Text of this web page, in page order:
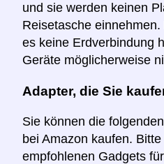
und sie werden keinen
Reisetasche
es keine Erdverbindung
Geräte möglicherweise
Adapter, die Sie
Sie können die
bei Amazon kaufen.
empfohlenen Gadgets